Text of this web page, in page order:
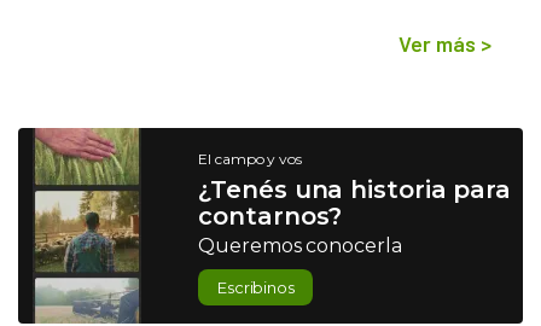
Ver más >
El campo y vos
¿Tenés una historia para
contarnos?
Queremos conocerla
Escribinos